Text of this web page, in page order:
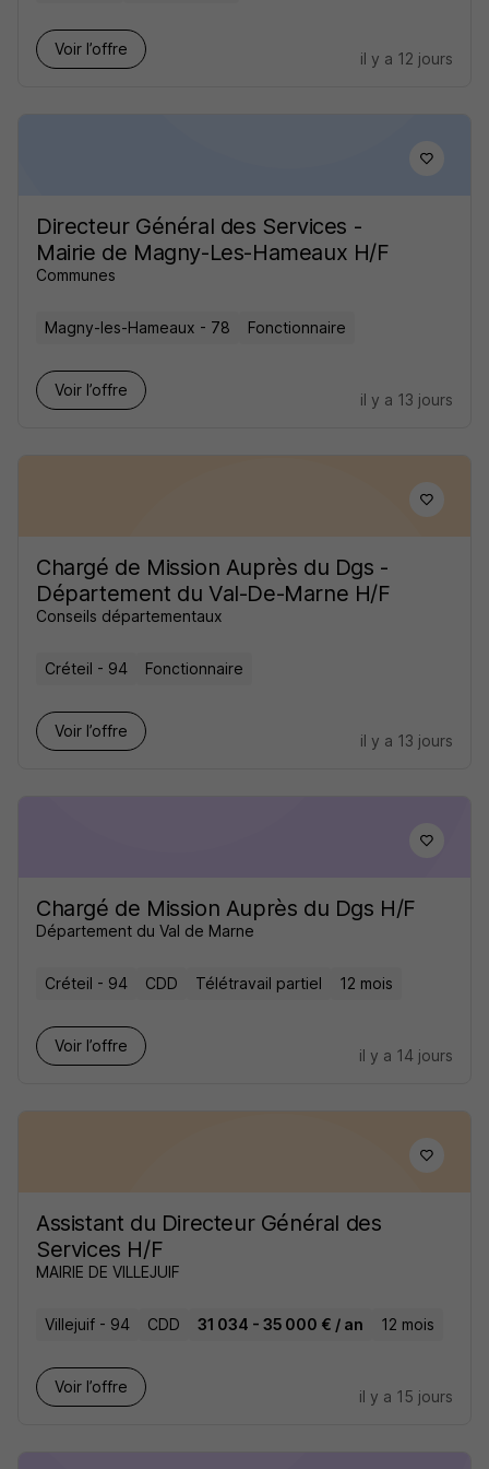
Voir l’offre
il y a 12 jours
Directeur Général des Services -
Mairie de Magny-Les-Hameaux H/F
Communes
Magny-les-Hameaux - 78 Fonctionnaire
Voir l’offre
il y a 13 jours
Chargé de Mission Auprès du Dgs -
Département du Val-De-Marne H/F
Conseils départementaux
Créteil - 94 Fonctionnaire
Voir l’offre
il y a 13 jours
Chargé de Mission Auprès du Dgs H/F
Département du Val de Marne
Créteil - 94 CDD Télétravail partiel 12 mois
Voir l’offre
il y a 14 jours
Assistant du Directeur Général des
Services H/F
MAIRIE DE VILLEJUIF
Villejuif - 94 CDD 31 034 - 35 000 € / an 12 mois
Voir l’offre
il y a 15 jours